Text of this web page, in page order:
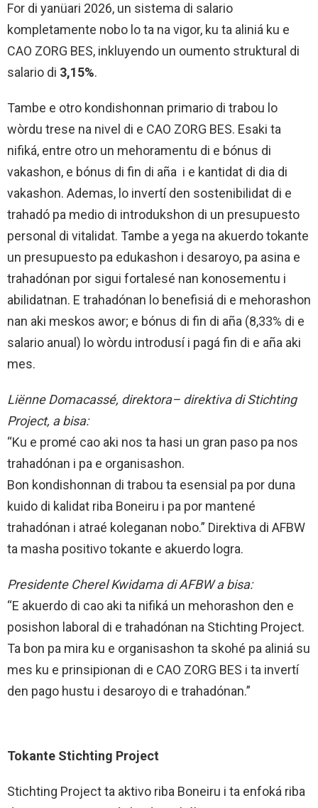
For di yanüari 2026, un sistema di salario
kompletamente nobo lo ta na vigor, ku ta aliniá ku e
CAO ZORG BES, inkluyendo un oumento struktural di
salario di 3,15%.
Tambe e otro kondishonnan primario di trabou lo
wòrdu trese na nivel di e CAO ZORG BES. Esaki ta
nifiká, entre otro un mehoramentu di e bónus di
vakashon, e bónus di fin di aña i e kantidat di dia di
vakashon. Ademas, lo invertí den sostenibilidat di e
trahadó pa medio di introdukshon di un presupuesto
personal di vitalidat. Tambe a yega na akuerdo tokante
un presupuesto pa edukashon i desaroyo, pa asina e
trahadónan por sigui fortalesé nan konosementu i
abilidatnan. E trahadónan lo benefisiá di e mehorashon
nan aki meskos awor; e bónus di fin di aña (8,33% di e
salario anual) lo wòrdu introdusí i pagá fin di e aña aki
mes.
Liënne Domacassé, direktora– direktiva di Stichting
Project, a bisa:
“Ku e promé cao aki nos ta hasi un gran paso pa nos
trahadónan i pa e organisashon.
Bon kondishonnan di trabou ta esensial pa por duna
kuido di kalidat riba Boneiru i pa por mantené
trahadónan i atraé koleganan nobo.” Direktiva di AFBW
ta masha positivo tokante e akuerdo logra.
Presidente Cherel Kwidama di AFBW a bisa:
“E akuerdo di cao aki ta nifiká un mehorashon den e
posishon laboral di e trahadónan na Stichting Project.
Ta bon pa mira ku e organisashon ta skohé pa aliniá su
mes ku e prinsipionan di e CAO ZORG BES i ta invertí
den pago hustu i desaroyo di e trahadónan.”
Tokante Stichting Project
Stichting Project ta aktivo riba Boneiru i ta enfoká riba